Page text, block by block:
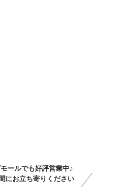
ールでも好評営業中♪
にお立ち寄りください